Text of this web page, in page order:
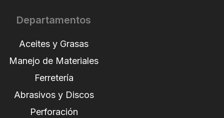
Departamentos
Aceites y Grasas
Manejo de Materiales
Ferretería
Abrasivos y Discos
Perforación